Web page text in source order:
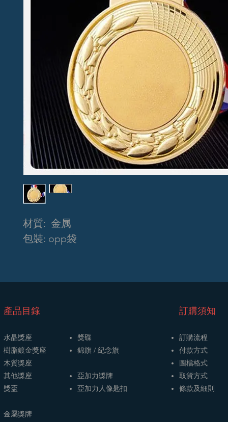
材質: 金属
包裝: opp袋
​產品目錄
水晶獎座
樹脂鍍金獎座
木質獎座
其他獎座
獎盃
金屬獎牌
獎碟
​​錦旗 / 紀念旗
亞加力獎牌
​亞加力人像匙扣
訂購須知
訂購流程
​付款方式
圖檔格式
取貨方式
條款及細則